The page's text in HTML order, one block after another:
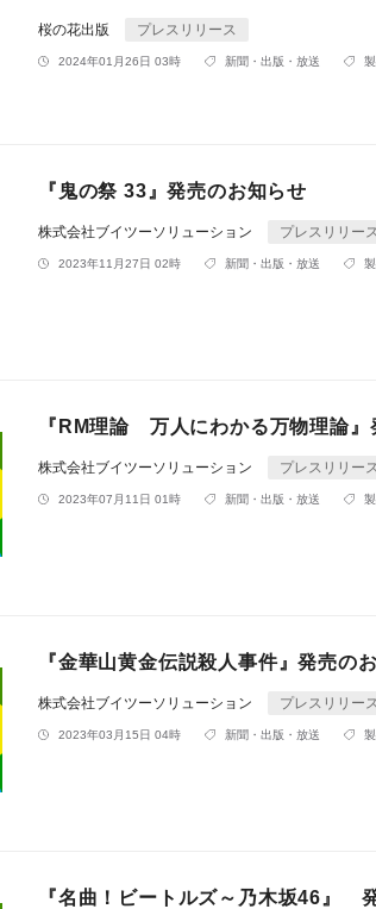
桜の花出版 プレスリリース
2024年01月26日 03時 新聞・出版・放送
『鬼の祭 33』発売のお知らせ
株式会社ブイツーソリューション プレスリリー
2023年11月27日 02時 新聞・出版・放送
『RM理論 万人にわかる万物理論』
株式会社ブイツーソリューション プレスリリー
2023年07月11日 01時 新聞・出版・放送
『金華山黄金伝説殺人事件』発売の
株式会社ブイツーソリューション プレスリリー
2023年03月15日 04時 新聞・出版・放送
『名曲！ビートルズ～乃木坂46』